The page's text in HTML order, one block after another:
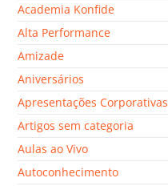
Academia Konfide
Alta Performance
Amizade
Aniversários
Apresentações Corporativas
Artigos sem categoria
Aulas ao Vivo
Autoconhecimento